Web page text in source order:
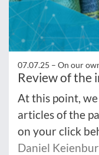
07.07.25 – On our
Review of the
At this point,
articles of the
on your click
Daniel